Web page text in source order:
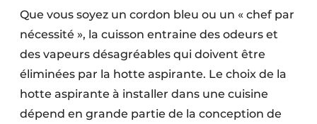
Que vous soyez un cordon bleu ou un « chef par
nécessité », la cuisson entraine des odeurs et
des vapeurs désagréables qui doivent être
éliminées par la hotte aspirante. Le choix de la
hotte aspirante à installer dans une cuisine
dépend en grande partie de la conception de